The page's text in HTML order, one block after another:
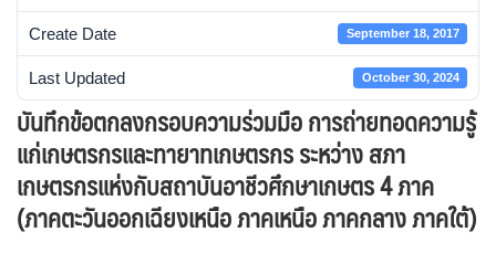
Search
for:
Create Date September 18, 2017
Last Updated October 30, 2024
บันทึกข้อตกลงกรอบความร่วมมือ การถ่ายทอดความรู้
แก่เกษตรกรและทายาทเกษตรกร ระหว่าง สภา
เกษตรกรแห่งกับสถาบันอาชีวศึกษาเกษตร 4 ภาค
(ภาคตะวันออกเฉียงเหนือ ภาคเหนือ ภาคกลาง ภาคใต้)